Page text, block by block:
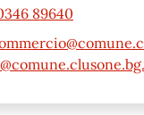
89640